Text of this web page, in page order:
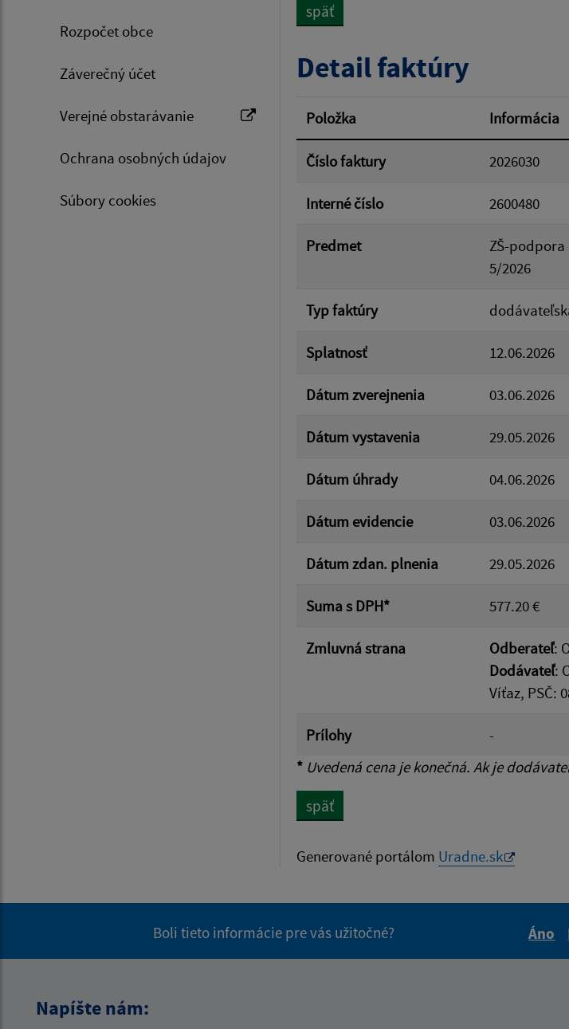
Rozpočet obce
Záverečný účet
Verejné obstarávanie
Ochrana osobných údajov
Súbory cookies
Suma od:
Filtrovať
späť
Detail faktúry
Položka Informácia
Číslo faktury 2026030
Interné číslo 2600480
Predmet
ZŠ-
5/2026
Typ faktúry
Splatnosť 12.06.2026
Dátum zverejnenia 03.06.2026
Dátum vystavenia 29.05.2026
Dátum úhrady 04.06.2026
Dátum evidencie 03.06.2026
Dátum zdan. plnenia 29.05.2026
Suma s DPH* 577.20 €
Zmluvná strana Odberateľ:
Dodávateľ:
Víťaz, PSČ:
Prílohy
-
* Uvedená cena je konečná. Ak je
späť
Generované portálom Uradne.sk
Boli tieto informácie pre vás užitočné?
Áno
Napíšte nám: